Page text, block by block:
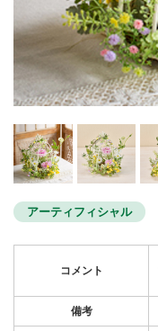
アーティフィシャル
コメント
備考